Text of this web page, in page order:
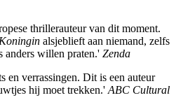
thrillerauteur van dit moment.
alsjeblieft aan niemand, zelfs
anders willen praten.' Zenda
en verrassingen. Dit is een auteur
hij moet trekken.' ABC Cultural